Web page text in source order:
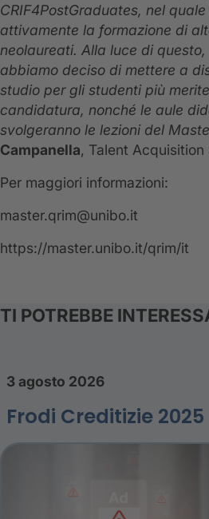
CRIF4PostGraduates, nel
attivamente la formazione di
neolaureati. Alla luce di questo,
abbiamo deciso di mettere a
studio per gli studenti più
candidatura, nonché le aule
svolgeranno le lezioni del
Campanella, Talent Acquisition
Per maggiori informazioni:
master.qrim@unibo.it
https://master.unibo.it/qrim/it
TI POTREBBE
3 agosto 2026
Frodi Creditizie 2025